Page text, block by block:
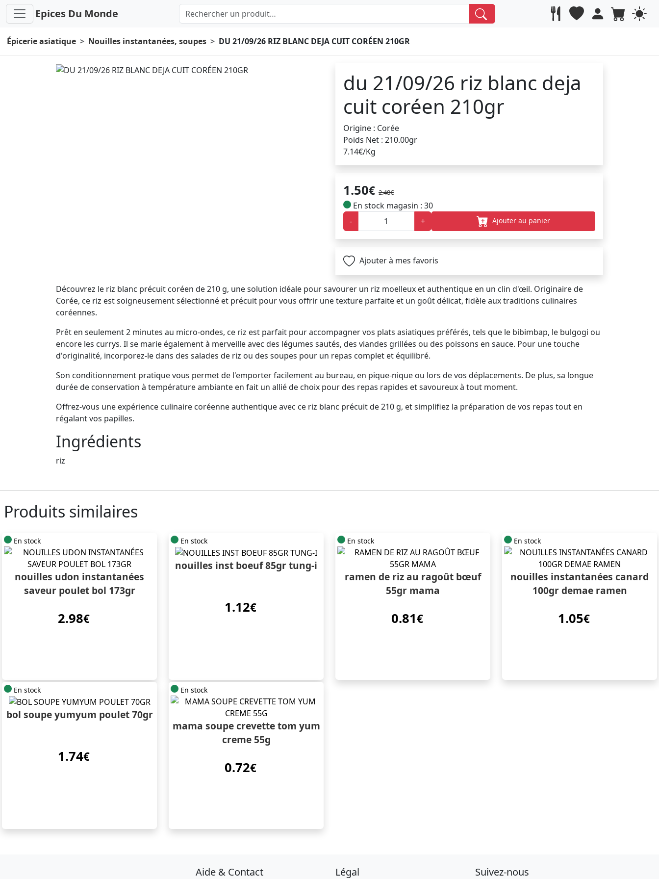
Epices Du Monde
Épicerie asiatique Nouilles instantanées, soupes DU 21/09/26 RIZ BLANC DEJA CUIT CORÉEN 210GR
du 21/09/26 riz blanc deja
cuit coréen 210gr
Origine : Corée
Poids Net : 210.00gr
7.14€/Kg
1.50€ 2.48€
En stock magasin : 30
-
+ Ajouter au panier
Ajouter à mes favoris
Découvrez le riz blanc précuit coréen de 210 g, une solution idéale pour savourer un riz moelleux et authentique en un clin d'œil. Originaire de
Corée, ce riz est soigneusement sélectionné et précuit pour vous offrir une texture parfaite et un goût délicat, fidèle aux traditions culinaires
coréennes.
Prêt en seulement 2 minutes au micro-ondes, ce riz est parfait pour accompagner vos plats asiatiques préférés, tels que le bibimbap, le bulgogi ou
encore les currys. Il se marie également à merveille avec des légumes sautés, des viandes grillées ou des poissons en sauce. Pour une touche
d'originalité, incorporez-le dans des salades de riz ou des soupes pour un repas complet et équilibré.
Son conditionnement pratique vous permet de l'emporter facilement au bureau, en pique-nique ou lors de vos déplacements. De plus, sa longue
durée de conservation à température ambiante en fait un allié de choix pour des repas rapides et savoureux à tout moment.
Offrez-vous une expérience culinaire coréenne authentique avec ce riz blanc précuit de 210 g, et simplifiez la préparation de vos repas tout en
régalant vos papilles.
Ingrédients
riz
Produits similaires
En stock
nouilles udon instantanées
saveur poulet bol 173gr
2.98€
En stock
nouilles inst boeuf 85gr tung-i
1.12€
En stock
ramen de riz au ragoût bœuf
55gr mama
0.81€
En stock
nouilles instantanées canard
100gr demae ramen
1.05€
En stock
bol soupe yumyum poulet 70gr
1.74€
En stock
mama soupe crevette tom yum
creme 55g
0.72€
Aide & Contact Légal Suivez-nous